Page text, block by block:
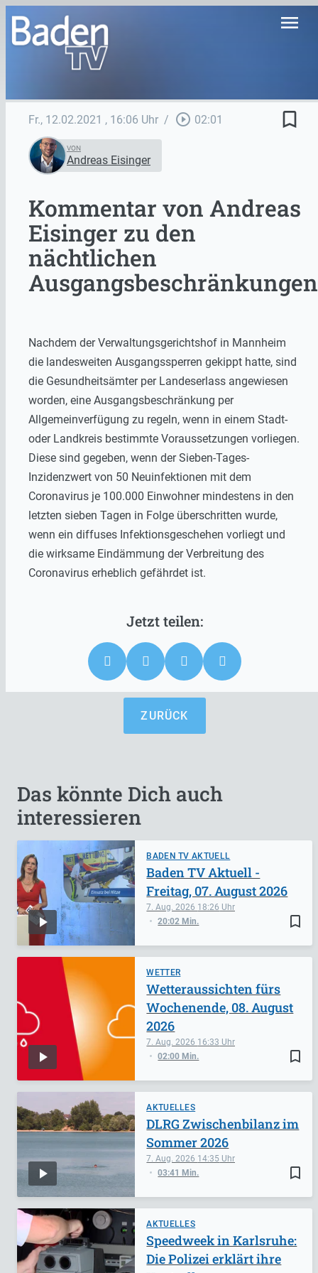
menu
Fr., 12.02.2021 , 16:06 Uhr / play_circle_outline 02:01 bookmark_border
VON
Andreas Eisinger
Kommentar von Andreas
Eisinger zu den
nächtlichen
Ausgangsbeschränkungen
Nachdem der Verwaltungsgerichtshof in Mannheim
die landesweiten Ausgangssperren gekippt hatte, sind
die Gesundheitsämter per Landeserlass angewiesen
worden, eine Ausgangsbeschränkung per
Allgemeinverfügung zu regeln, wenn in einem Stadt-
oder Landkreis bestimmte Voraussetzungen vorliegen.
Diese sind gegeben, wenn der Sieben-Tages-
Inzidenzwert von 50 Neuinfektionen mit dem
Coronavirus je 100.000 Einwohner mindestens in den
letzten sieben Tagen in Folge überschritten wurde,
wenn ein diffuses Infektionsgeschehen vorliegt und
die wirksame Eindämmung der Verbreitung des
Coronavirus erheblich gefährdet ist.
ZURÜCK
Das könnte Dich auch
interessieren
BADEN TV AKTUELL
bookmark_border
7. Aug. 2026 18:26
20:02 Min.
Baden TV Aktuell -
Freitag, 07. August 2026
WETTER
bookmark_border
7. Aug. 2026 16:33
02:00 Min.
Wetteraussichten fürs
Wochenende, 08. August
2026
AKTUELLES
bookmark_border
7. Aug. 2026 14:35
03:41 Min.
DLRG Zwischenbilanz im
Sommer 2026
AKTUELLES
Speedweek in Karlsruhe:
Die Polizei erklärt ihre